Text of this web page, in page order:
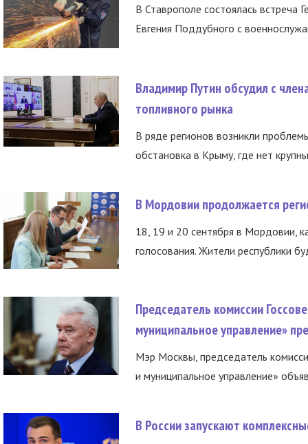
В Ставрополе состоялась встреча
Евгения Поддубного с
Владимир Путин обсудил с
топливного рынка
В ряде регионов возникли
обстановка в Крыму, где нет
В Мордовии продолжается
18, 19 и 20 сентября в Мордовии,
голосования. Жители республики
Председатель комиссии
муниципальное управление»
Мэр Москвы, председатель
и муниципальное управление»
В России запускают